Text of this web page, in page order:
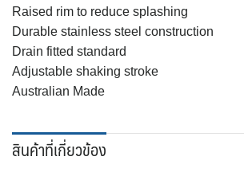
Raised rim to reduce splashing
Durable stainless steel construction
Drain fitted standard
Adjustable shaking stroke
Australian Made
สินค้าที่เกี่ยวข้อง